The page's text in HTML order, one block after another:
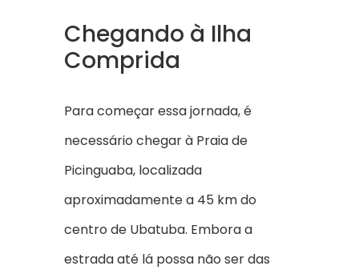
Chegando à Ilha
Comprida
Para começar essa jornada, é
necessário chegar à Praia de
Picinguaba, localizada
aproximadamente a 45 km do
centro de Ubatuba. Embora a
estrada até lá possa não ser das